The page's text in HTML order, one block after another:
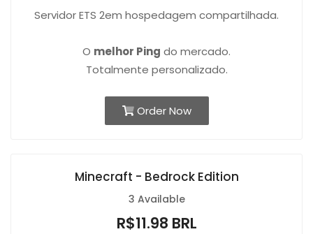
Servidor ETS 2em hospedagem compartilhada.
O melhor Ping do mercado.
Totalmente personalizado.
Order Now
Minecraft - Bedrock Edition
3 Available
R$11.98 BRL